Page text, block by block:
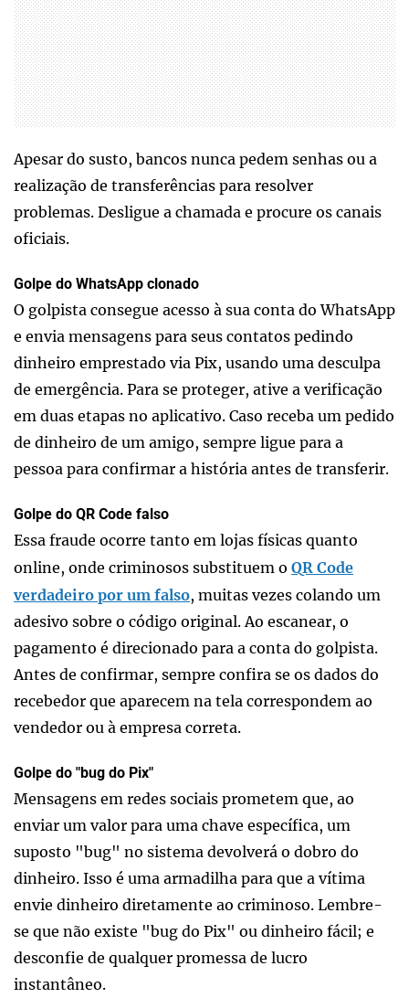
Apesar do susto, bancos nunca pedem senhas ou a
realização de transferências para resolver
problemas. Desligue a chamada e procure os canais
oficiais.
Golpe do WhatsApp clonado
O golpista consegue acesso à sua conta do WhatsApp
e envia mensagens para seus contatos pedindo
dinheiro emprestado via Pix, usando uma desculpa
de emergência. Para se proteger, ative a verificação
em duas etapas no aplicativo. Caso receba um pedido
de dinheiro de um amigo, sempre ligue para a
pessoa para confirmar a história antes de transferir.
Golpe do QR Code falso
Essa fraude ocorre tanto em lojas físicas quanto
online, onde criminosos substituem o QR Code
verdadeiro por um falso, muitas vezes colando um
adesivo sobre o código original. Ao escanear, o
pagamento é direcionado para a conta do golpista.
Antes de confirmar, sempre confira se os dados do
recebedor que aparecem na tela correspondem ao
vendedor ou à empresa correta.
Golpe do "bug do Pix"
Mensagens em redes sociais prometem que, ao
enviar um valor para uma chave específica, um
suposto "bug" no sistema devolverá o dobro do
dinheiro. Isso é uma armadilha para que a vítima
envie dinheiro diretamente ao criminoso. Lembre-
se que não existe "bug do Pix" ou dinheiro fácil; e
desconfie de qualquer promessa de lucro
instantâneo.